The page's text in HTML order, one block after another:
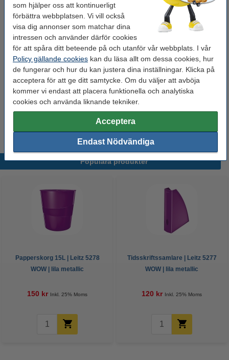
som hjälper oss att kontinuerligt
förbättra webbplatsen. Vi vill också
visa dig annonser som matchar dina
intressen och använder därför cookies
för att spåra ditt beteende på och utanför vår webbplats. I vår
Policy gällande cookies kan du läsa allt om dessa cookies, hur
de fungerar och hur du kan justera dina inställningar. Klicka på
acceptera för att ge ditt samtycke. Om du väljer att avböja
kommer vi endast att placera funktionella och analytiska
cookies och använda liknande tekniker.
Acceptera
Endast Nödvändiga
Glöm inte att beställa!
Anteckningsblock A4 linjerat | 100 ark | 123ink
34 kr
123ink EU Pärm A4 | 80mm | kartong | gråsvart
44 kr
Plastficka A4 toppöppning 80my | 123ink 100st
95 kr
Populära produkter
Papperskorg 15L | Leitz 5278
WOW | lila metallic
150 kr Inkl. 25% Moms
Tidsskriftssamlare | Leitz 5277
WOW | lila metallic
120 kr Inkl. 25% Moms